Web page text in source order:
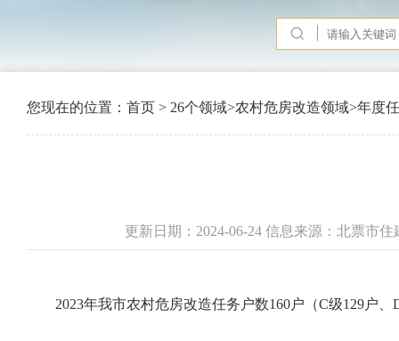
您现在的位置： 首页 > 26个领域>农村危房改造领域>年度
更新日期：2024-06-24 信息来源：北票市
2023年我市农村危房改造任务户数160户（C级129户